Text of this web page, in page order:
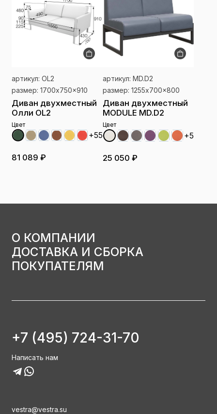
артикул: OL2
размер: 1700x750x910
Диван двухместный
Олли OL2
Цвет
+55
81 089 ₽
артикул: MD.D2
размер: 1255x700x800
Диван двухместный
MODULE MD.D2
Цвет
+5
25 050 ₽
О КОМПАНИИ
ДОСТАВКА И СБОРКА
ПОКУПАТЕЛЯМ
+7 (495) 724-31-70
Написать нам
vestra@vestra.su